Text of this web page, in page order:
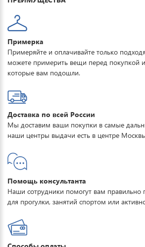
Примерка
Примеряйте и оплачивайте только
можете примерить вещи перед покупкой и
которые вам подошли.
Доставка по всей России
Мы доставим ваши покупки в самые
наши центры выдачи есть в центре
Помощь консультанта
Наши сотрудники помогут вам правильно
для прогулки, занятий спортом или